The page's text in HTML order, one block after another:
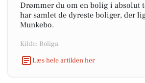
Drømmer du om en bolig i absolut
har samlet de dyreste boliger, der
Munkebo.
Kilde: Boliga
Læs hele artiklen her